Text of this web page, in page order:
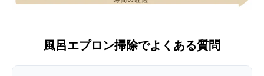
風呂エプロン掃除でよくある質問